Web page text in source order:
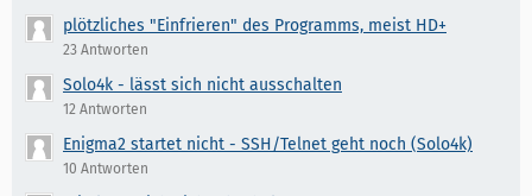
plötzliches "Einfrieren" des Programms, meist HD+
23 Antworten
Solo4k - lässt sich nicht ausschalten
12 Antworten
Enigma2 startet nicht - SSH/Telnet geht noch (Solo4k)
10 Antworten